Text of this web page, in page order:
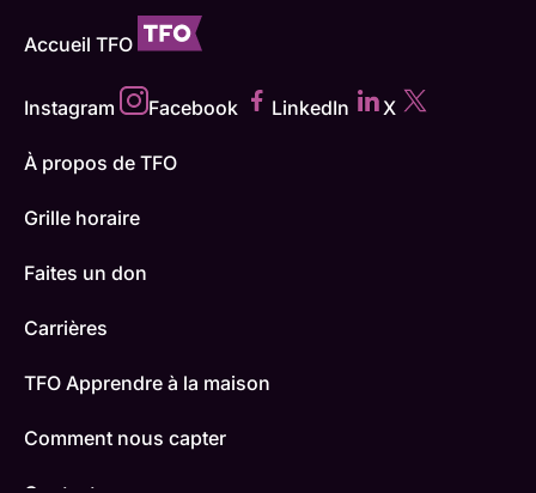
Accueil TFO
Instagram Facebook LinkedIn X
À propos de TFO
Grille horaire
Faites un don
Carrières
TFO Apprendre à la maison
Comment nous capter